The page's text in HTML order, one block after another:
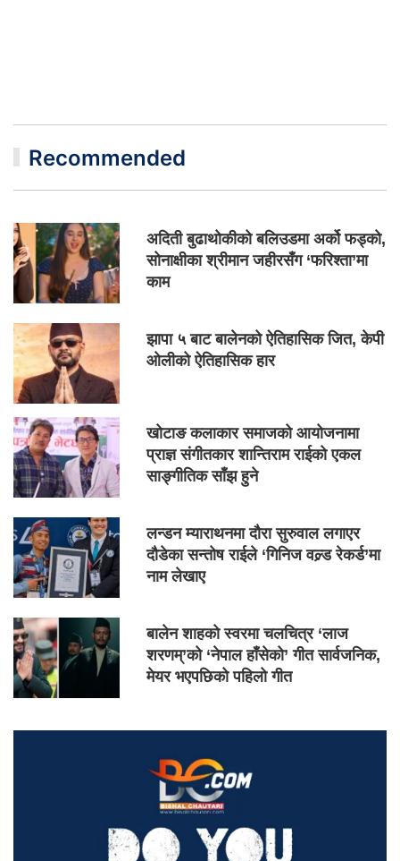
Recommended
अदिती बुढाथोकीको बलिउडमा अर्को फड्को,
सोनाक्षीका श्रीमान जहीरसँग ‘फरिश्ता’मा
काम
झापा ५ बाट बालेनको ऐतिहासिक जित, केपी
ओलीको ऐतिहासिक हार
खोटाङ कलाकार समाजको आयोजनामा
प्राज्ञ संगीतकार शान्तिराम राईको एकल
साङ्गीतिक साँझ हुने
लन्डन म्याराथनमा दौरा सुरुवाल लगाएर
दौडेका सन्तोष राईले ‘गिनिज वल्र्ड रेकर्ड’मा
नाम लेखाए
बालेन शाहको स्वरमा चलचित्र ‘लाज
शरणम्’को ‘नेपाल हाँसेको’ गीत सार्वजनिक,
मेयर भएपछिको पहिलो गीत